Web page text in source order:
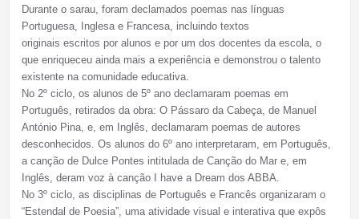
Durante o sarau, foram declamados poemas nas línguas
Portuguesa, Inglesa e Francesa, incluindo textos
originais escritos por alunos e por um dos docentes da escola, o
que enriqueceu ainda mais a experiência e demonstrou o talento
existente na comunidade educativa.
No 2º ciclo, os alunos de 5º ano declamaram poemas em
Português, retirados da obra: O Pássaro da Cabeça, de Manuel
António Pina, e, em Inglês, declamaram poemas de autores
desconhecidos. Os alunos do 6º ano interpretaram, em Português,
a canção de Dulce Pontes intitulada de Canção do Mar e, em
Inglês, deram voz à canção I have a Dream dos ABBA.
No 3º ciclo, as disciplinas de Português e Francês organizaram o
“Estendal de Poesia”, uma atividade visual e interativa que expôs